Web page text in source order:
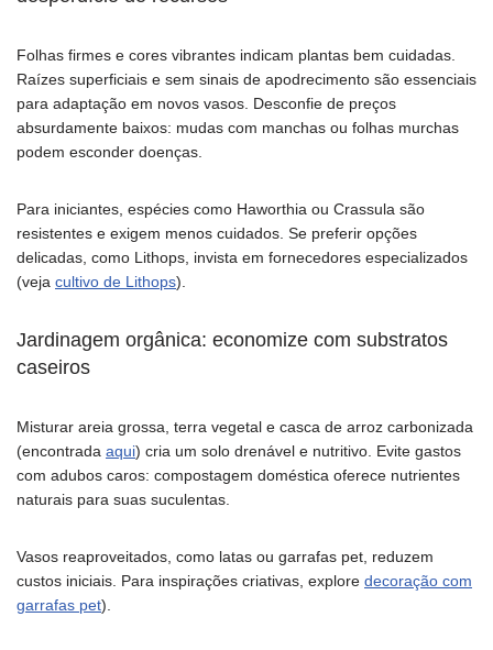
Folhas firmes e cores vibrantes indicam plantas bem cuidadas.
Raízes superficiais e sem sinais de apodrecimento são essenciais
para adaptação em novos vasos. Desconfie de preços
absurdamente baixos: mudas com manchas ou folhas murchas
podem esconder doenças.
Para iniciantes, espécies como Haworthia ou Crassula são
resistentes e exigem menos cuidados. Se preferir opções
delicadas, como Lithops, invista em fornecedores especializados
(veja cultivo de Lithops).
Jardinagem orgânica: economize com substratos
caseiros
Misturar areia grossa, terra vegetal e casca de arroz carbonizada
(encontrada aqui) cria um solo drenável e nutritivo. Evite gastos
com adubos caros: compostagem doméstica oferece nutrientes
naturais para suas suculentas.
Vasos reaproveitados, como latas ou garrafas pet, reduzem
custos iniciais. Para inspirações criativas, explore decoração com
garrafas pet).